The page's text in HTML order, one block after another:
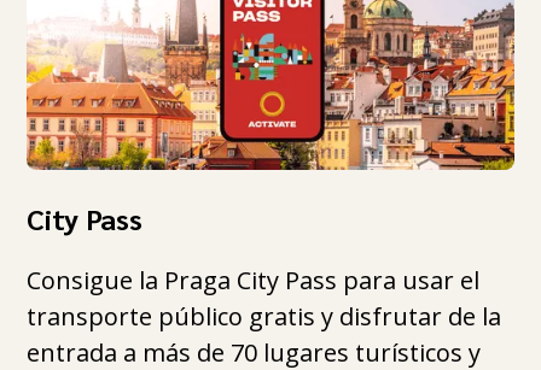
City Pass
Consigue la Praga City Pass para usar el
transporte público gratis y disfrutar de la
entrada a más de 70 lugares turísticos y